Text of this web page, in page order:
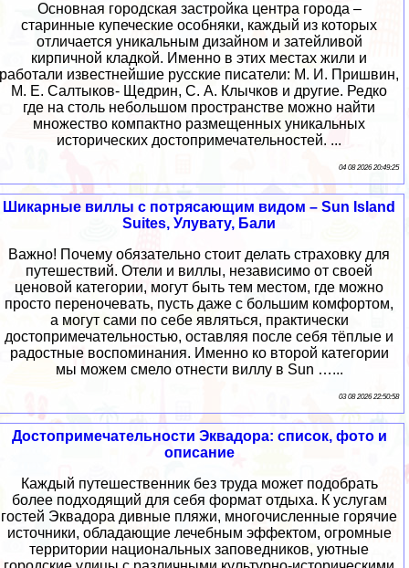
Основная городская застройка центра города –
старинные купеческие особняки, каждый из которых
отличается уникальным дизайном и затейливой
кирпичной кладкой. Именно в этих местах жили и
работали известнейшие русские писатели: М. И. Пришвин,
М. Е. Салтыков- Щедрин, С. А. Клычков и другие. Редко
где на столь небольшом пространстве можно найти
множество компактно размещенных уникальных
исторических достопримечательностей. ...
04 08 2026 20:49:25
Шикарные виллы с потрясающим видом – Sun Island
Suites, Улувату, Бали
Важно! Почему обязательно стоит делать страховку для
путешествий. Отели и виллы, независимо от своей
ценовой категории, могут быть тем местом, где можно
просто переночевать, пусть даже с большим комфортом,
а могут сами по себе являться, практически
достопримечательностью, оставляя после себя тёплые и
радостные воспоминания. Именно ко второй категории
мы можем смело отнести виллу в Sun …...
03 08 2026 22:50:58
Достопримечательности Эквадора: список, фото и
описание
Каждый путешественник без труда может подобрать
более подходящий для себя формат отдыха. К услугам
гостей Эквадора дивные пляжи, многочисленные горячие
источники, обладающие лечебным эффектом, огромные
территории национальных заповедников, уютные